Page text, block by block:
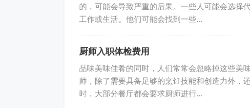
的，可能会导致严重的后果。一些人可能会选择
工作或生活。他们可能会找到一些...
厨师入职体检费用
品味美味佳肴的同时，人们常常会忽略掉这些美
师，除了需要具备足够的烹饪技能和创造力外，
时，大部分餐厅都会要求厨师进行...